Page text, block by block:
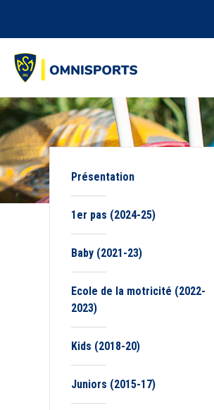
Présentation
1er pas (2024-25)
Baby (2021-23)
Ecole de la motricité (2022-
2023)
Kids (2018-20)
Juniors (2015-17)